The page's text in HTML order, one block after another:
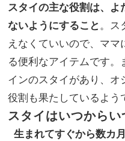
スタイの主な役割は、
ないようにすること。ス
えなくていいので、マ
る便利なアイテムです
インのスタイがあり、
役割も果たしているよう
スタイはいつからい
生まれてすぐから数カ